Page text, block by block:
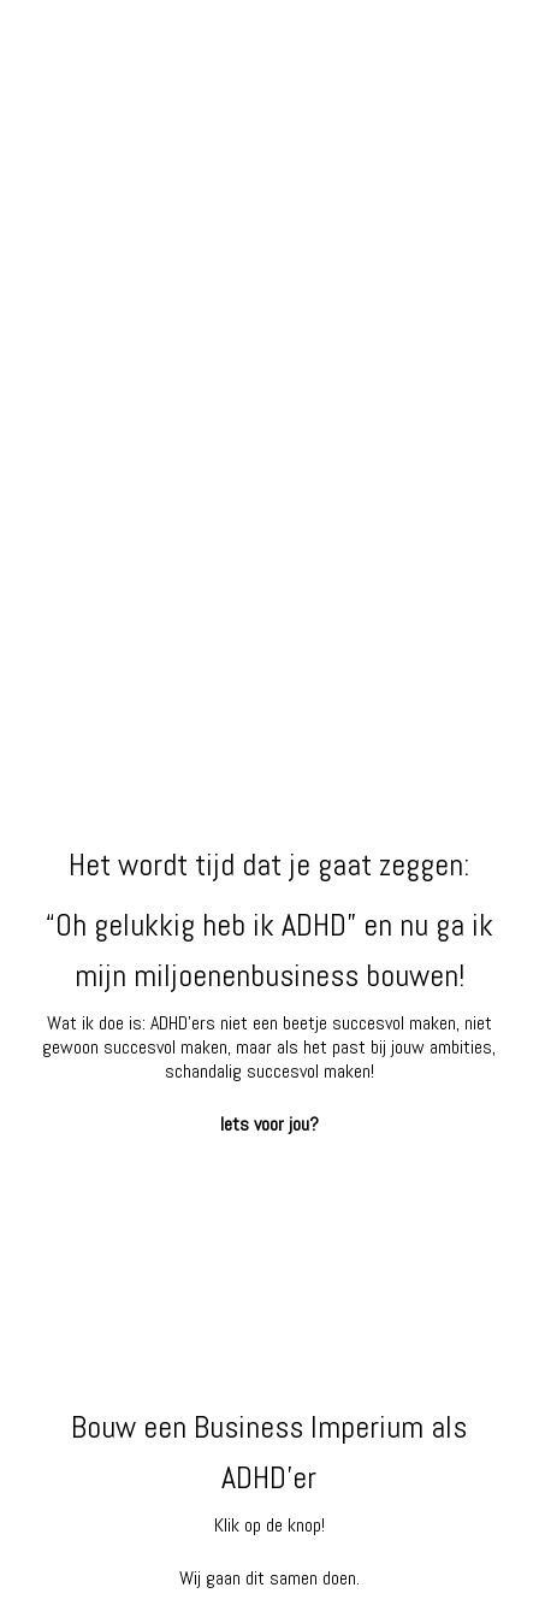
Het wordt tijd dat je gaat zeggen:
“Oh gelukkig heb ik ADHD” en nu ga ik
mijn miljoenenbusiness bouwen!
Wat ik doe is: ADHD’ers niet een beetje succesvol maken, niet
gewoon succesvol maken, maar als het past bij jouw ambities,
schandalig succesvol maken!
Iets voor jou?
Bouw een Business Imperium als
ADHD’er
Klik op de knop!
Wij gaan dit samen doen.